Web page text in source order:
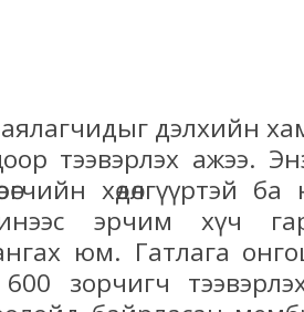
рүү аялагчидыг
тээвэрлэх ажээ.
хөдөлгүүртэй
эрчим хүч
юм. Гатлага
зорчигч